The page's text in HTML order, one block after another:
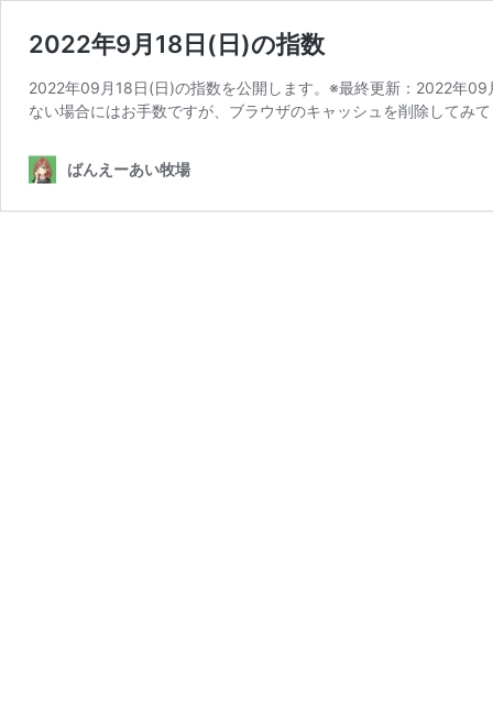
2022年9月18日(日)の指数
2022年09月18日(日)の指数を公開します。※最終更新：2022年
ない場合にはお手数ですが、ブラウザのキャッシュを削除してみ
ばんえーあい牧場